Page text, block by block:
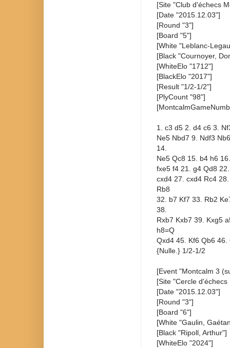
[Site "Club d'échecs
[Date "2015.12.03"]
[Round "3"]
[Board "5"]
[White "Leblanc-
[Black "Cournoyer,
[WhiteElo "1712"]
[BlackElo "2017"]
[Result "1/2-1/2"]
[PlyCount "98"]
1. c3 d5 2. d4 c6 3.
Ne5 Nbd7 9. Ndf3
14.
Ne5 Qc8 15. b4 h6
fxe5 f4 21. g4 Qd8
cxd4 27. cxd4 Rc4
Rb8
32. b7 Kf7 33. Rb2
38.
Rxb7 Kxb7 39. Kxg5
h8=Q
Qxd4 45. Kf6 Qb6
{Nulle.} 1/2-1/2
[Event "Montcalm 3
[Site "Cercle d'échecs
[Date "2015.12.03"]
[Round "3"]
[Board "6"]
[White "Gaulin,
[Black "Ripoll, Arthur"]
[WhiteElo "2024"]